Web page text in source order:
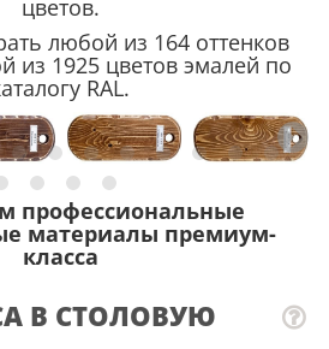
цветов.
любой из 164 оттенков
из 1925 цветов эмалей по
RAL.
профессиональные
материалы премиум-
класса
В СТОЛОВУЮ